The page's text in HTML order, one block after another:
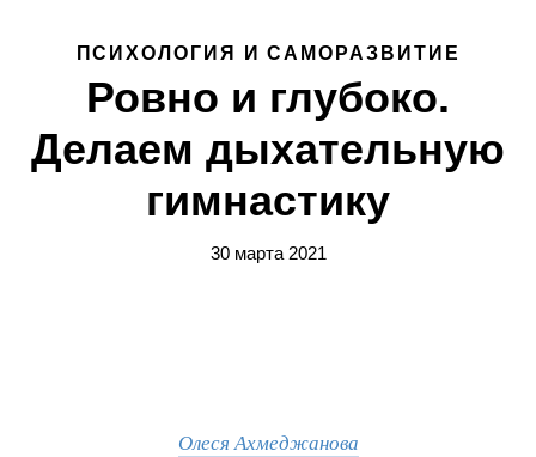
ПСИХОЛОГИЯ И САМОРАЗВИТИЕ
Ровно и глубоко.
Делаем дыхательную
гимнастику
30 марта 2021
Олеся Ахмеджанова